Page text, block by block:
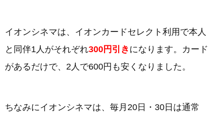
イオンシネマは、イオンカードセレクト利用で本人
と同伴1人がそれぞれ300円引き になります。カード
があるだけで、2人で600円も安くなりました。
ちなみにイオンシネマは、毎月20日・30日は通常